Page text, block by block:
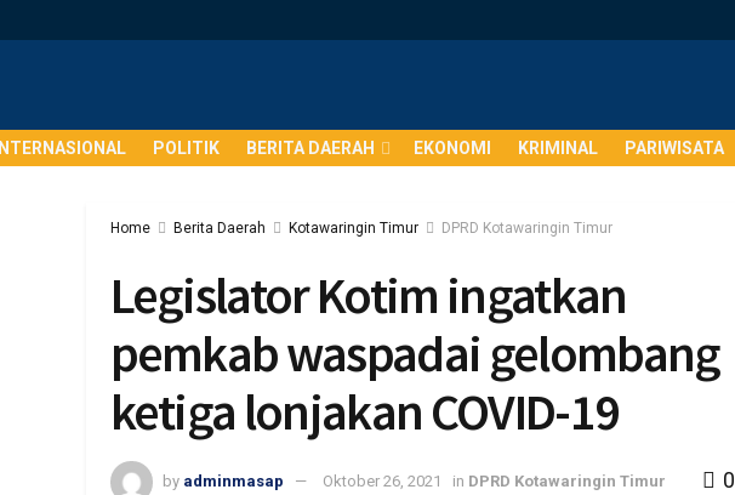
INTERNASIONAL POLITIK BERITA DAERAH EKONOMI KRIMINAL PARIWISATA
Home Berita Daerah Kotawaringin Timur DPRD Kotawaringin Timur
Legislator Kotim ingatkan
pemkab waspadai gelombang
ketiga lonjakan COVID-19
by adminmasap Oktober 26, 2021 in DPRD Kotawaringin Timur 0